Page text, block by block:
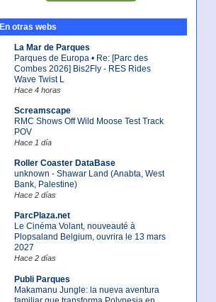
En otras webs
La Mar de Parques
Parques de Europa • Re: [Parc des
Combes 2026] Bis2Fly - RES Rides
Wave Twist L
Hace 4 horas
Screamscape
RMC Shows Off Wild Moose Test Track
POV
Hace 1 día
Roller Coaster DataBase
unknown - Shawar Land (Anabta, West
Bank, Palestine)
Hace 2 días
ParcPlaza.net
Le Cinéma Volant, nouveauté à
Plopsaland Belgium, ouvrira le 13 mars
2027
Hace 2 días
Publi Parques
Makamanu Jungle: la nueva aventura